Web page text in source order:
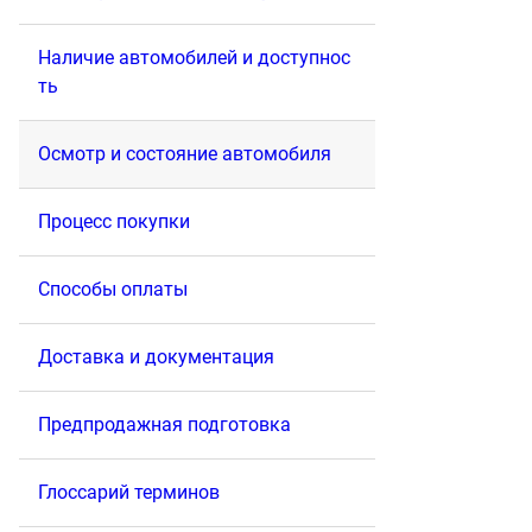
Наличие автомобилей и доступнос
ть
Осмотр и состояние автомобиля
Процесс покупки
Способы оплаты
Доставка и документация
Предпродажная подготовка
Глоссарий терминов